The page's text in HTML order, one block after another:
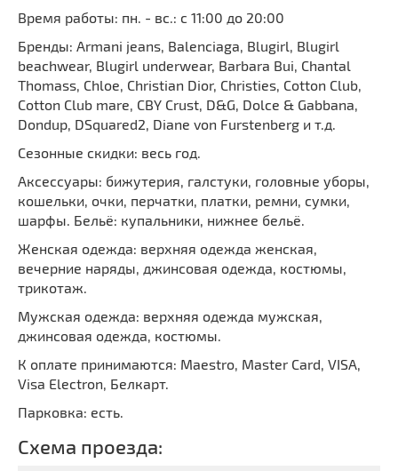
Время работы: пн. - вс.: с 11:00 до 20:00
Бренды: Armani jeans, Balenciaga, Blugirl, Blugirl
beachwear, Blugirl underwear, Barbara Bui, Chantal
Thomass, Chloe, Christian Dior, Christies, Cotton Club,
Cotton Club mare, CBY Crust, D&G, Dolce & Gabbana,
Dondup, DSquared2, Diane von Furstenberg и т.д.
Сезонные скидки: весь год.
Аксессуары: бижутерия, галстуки, головные уборы,
кошельки, очки, перчатки, платки, ремни, сумки,
шарфы. Бельё: купальники, нижнее бельё.
Женская одежда: верхняя одежда женская,
вечерние наряды, джинсовая одежда, костюмы,
трикотаж.
Мужская одежда: верхняя одежда мужская,
джинсовая одежда, костюмы.
К оплате принимаются: Maestro, Master Card, VISA,
Visa Electron, Белкарт.
Парковка: есть.
Схема проезда: